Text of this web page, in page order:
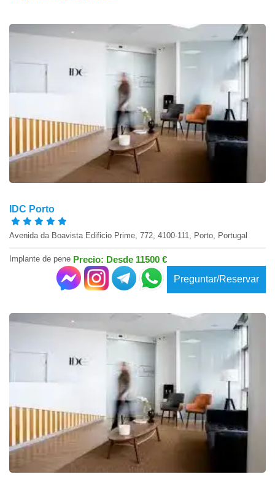
IDC Porto
Avenida da Boavista Edificio Prime, 772, 4100-111, Porto, Portugal
Implante de pene Precio: Desde 11500 €
Preguntar/Reservar